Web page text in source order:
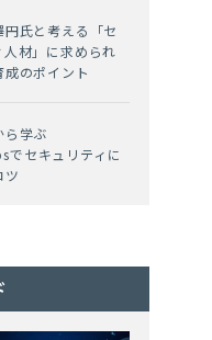
円氏と考える「セ
人材」に求められ
成のポイント
ら学ぶ
でセキュリティに
ツ